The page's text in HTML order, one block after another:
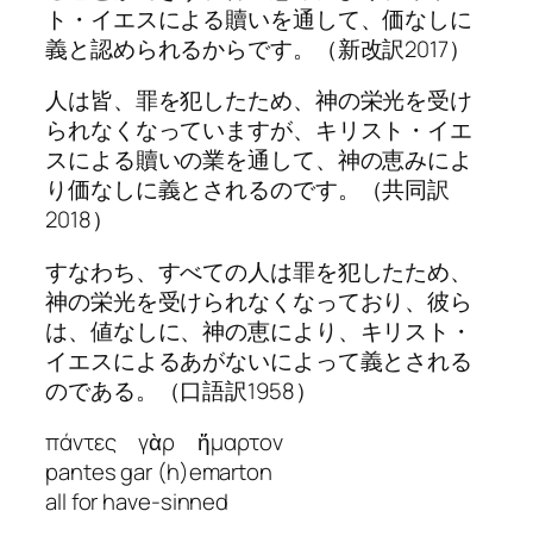
ト・イエスによる贖いを通して、価なしに
義と認められるからです。（新改訳2017）
人は皆、罪を犯したため、神の栄光を受け
られなくなっていますが、キリスト・イエ
スによる贖いの業を通して、神の恵みによ
り価なしに義とされるのです。（共同訳
2018）
すなわち、すべての人は罪を犯したため、
神の栄光を受けられなくなっており、彼ら
は、値なしに、神の恵により、キリスト・
イエスによるあがないによって義とされる
のである。（口語訳1958）
πάντες γὰρ ἥμαρτον
pantes gar (h)emarton
all for have-sinned